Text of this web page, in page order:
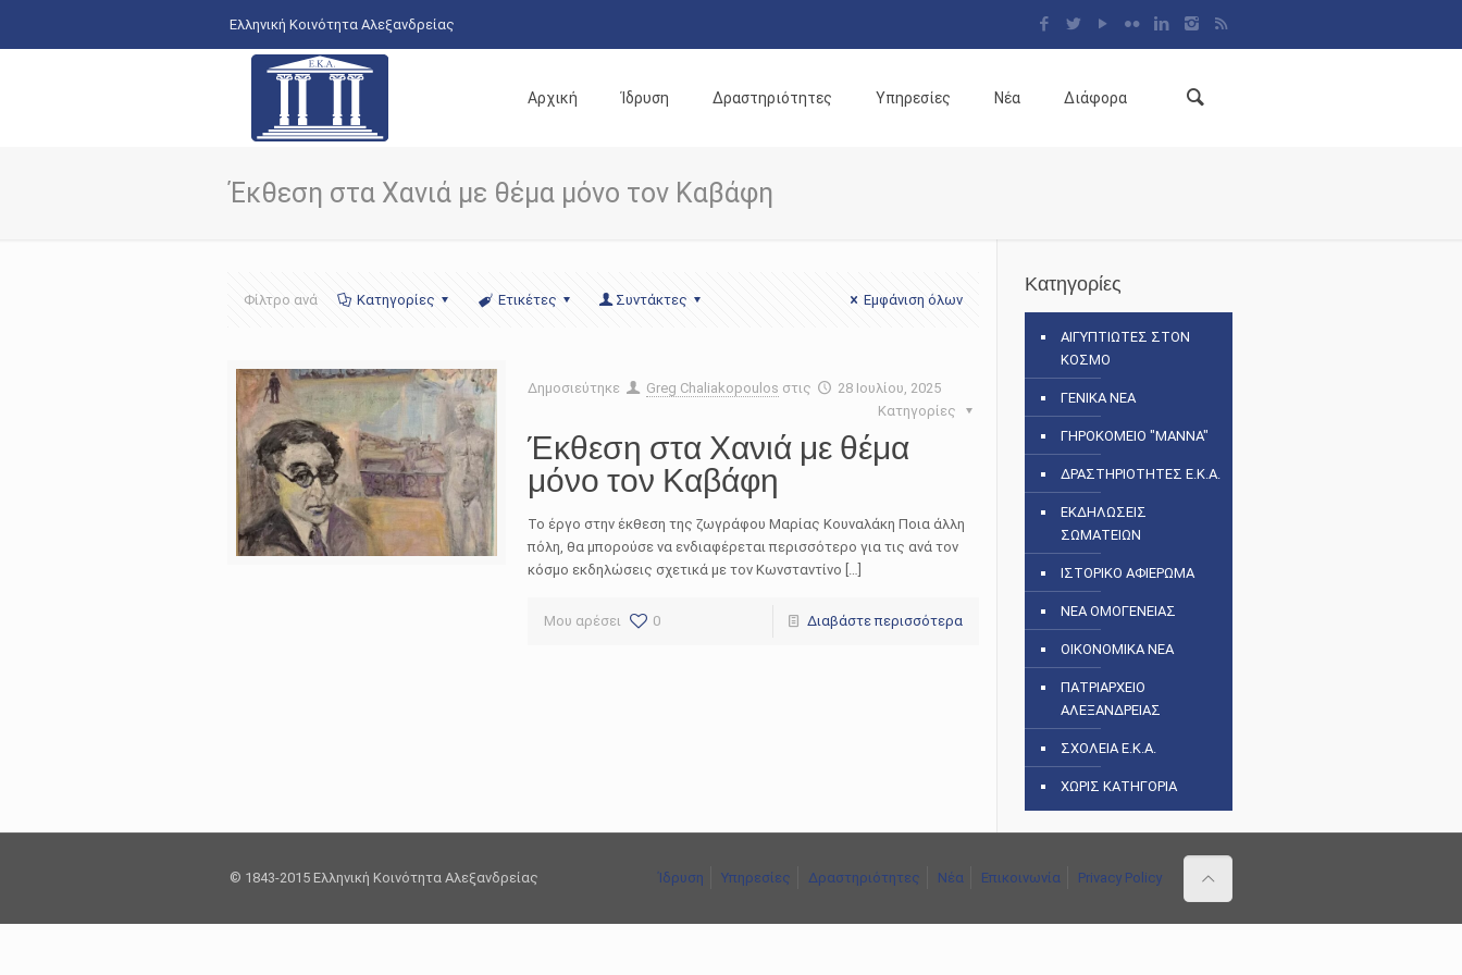
Ελληνική Κοινότητα Αλεξανδρείας
Αρχική Ίδρυση Δραστηριότητες Υπηρεσίες Νέα Διάφορα
Έκθεση στα Χανιά με θέμα μόνο τον Καβάφη
Φίλτρο ανά Κατηγορίες Ετικέτες Συντάκτες Εμφάνιση όλων
Δημοσιεύτηκε Greg Chaliakopoulos στις
28 Ιουλίου, 2025
Κατηγορίες
Έκθεση στα Χανιά με θέμα
μόνο τον Καβάφη
Το έργο στην έκθεση της ζωγράφου Μαρίας Κουναλάκη Ποια άλλη
πόλη, θα μπορούσε να ενδιαφέρεται περισσότερο για τις ανά τον
κόσμο εκδηλώσεις σχετικά με τον Κωνσταντίνο […]
Μου αρέσει 0 Διαβάστε περισσότερα
Κατηγορίες
ΑΙΓΥΠΤΙΩΤΕΣ ΣΤΟΝ
ΚΟΣΜΟ
ΓΕΝΙΚΑ ΝΕΑ
ΓΗΡΟΚΟΜΕΙΟ "ΜΑΝΝΑ"
ΔΡΑΣΤΗΡΙΟΤΗΤΕΣ Ε.Κ.Α.
ΕΚΔΗΛΩΣΕΙΣ
ΣΩΜΑΤΕΙΩΝ
ΙΣΤΟΡΙΚΟ ΑΦΙΕΡΩΜΑ
ΝΕΑ ΟΜΟΓΕΝΕΙΑΣ
ΟΙΚΟΝΟΜΙΚΑ ΝΕΑ
ΠΑΤΡΙΑΡΧΕΙΟ
ΑΛΕΞΑΝΔΡΕΙΑΣ
ΣΧΟΛΕΙΑ Ε.Κ.Α.
ΧΩΡΙΣ ΚΑΤΗΓΟΡΙΑ
© 1843-2015 Ελληνική Κοινότητα Αλεξανδρείας Ίδρυση Υπηρεσίες Δραστηριότητες Νέα Επικοινωνία Privacy Policy